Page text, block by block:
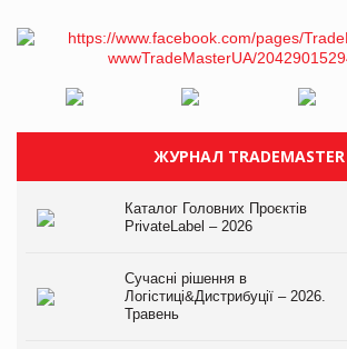
ЖУРНАЛ TRADEMASTER
Каталог Головних Проєктів
PrivateLabel – 2026
Сучасні рішення в
Логістиці&Дистрибуції – 2026.
Травень